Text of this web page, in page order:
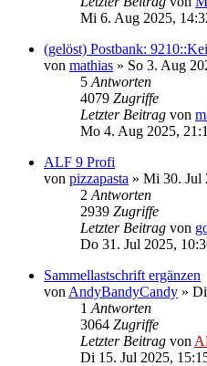
Mi 6. Aug 2025,
(gelöst) Postbank:
von mathias » So 3. Aug
5 Antworten
4079 Zugriffe
Letzter Beitrag von
Mo 4. Aug 2025,
ALF 9 Profi
von pizzapasta » Mi 30. Jul
2 Antworten
2939 Zugriffe
Letzter Beitrag von
Do 31. Jul 2025,
Sammellastschrift ergänzen
von AndyBandyCandy »
1 Antworten
3064 Zugriffe
Letzter Beitrag von
Di 15. Jul 2025,